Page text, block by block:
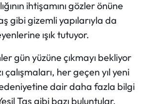
ihtişamını gözler önüne
gibi gizemli yapılarıyla da
ışık tutuyor.
gün yüzüne çıkmayı bekliyor
çalışmaları, her geçen yıl yeni
dair daha fazla bilgi
Taş gibi bazı buluntular,